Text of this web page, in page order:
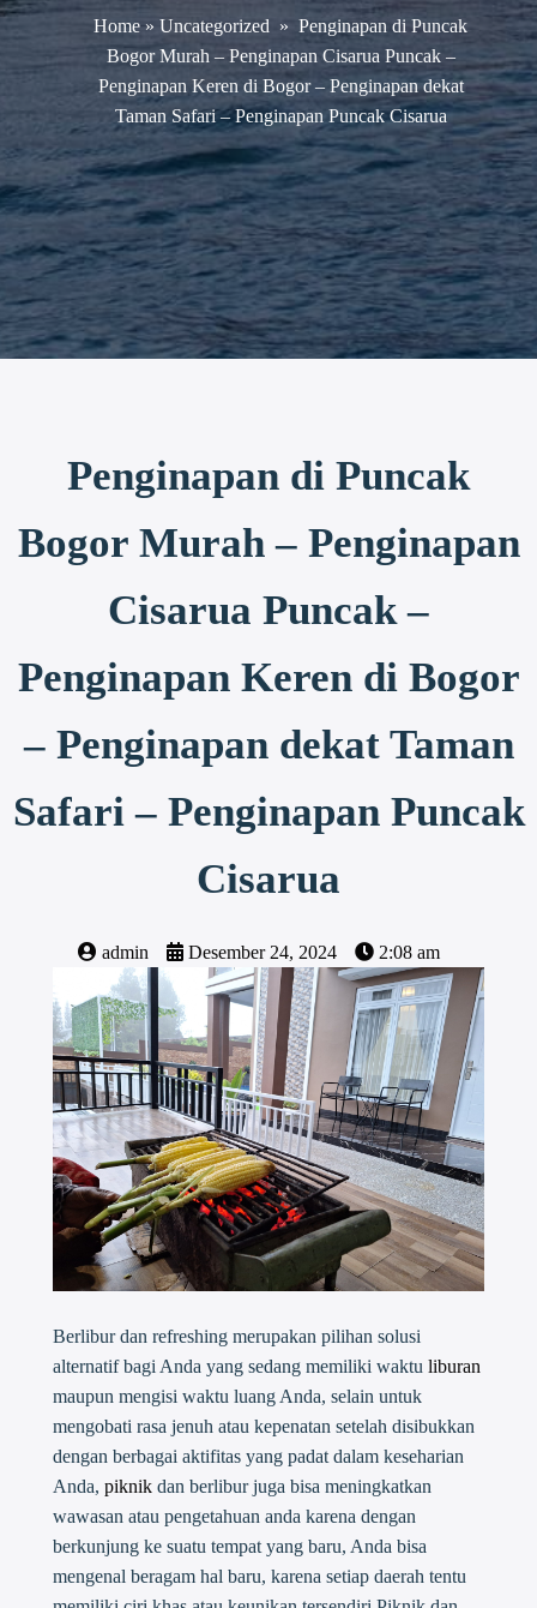
Home» Uncategorized » Penginapan di Puncak
Bogor Murah – Penginapan Cisarua Puncak –
Penginapan Keren di Bogor – Penginapan dekat
Taman Safari – Penginapan Puncak Cisarua
Penginapan di Puncak
Bogor Murah – Penginapan
Cisarua Puncak –
Penginapan Keren di Bogor
– Penginapan dekat Taman
Safari – Penginapan Puncak
Cisarua
admin Desember 24, 2024 2:08 am
Berlibur dan refreshing merupakan pilihan solusi
alternatif bagi Anda yang sedang memiliki waktu liburan
maupun mengisi waktu luang Anda, selain untuk
mengobati rasa jenuh atau kepenatan setelah disibukkan
dengan berbagai aktifitas yang padat dalam keseharian
Anda, piknikdan berlibur juga bisa meningkatkan
wawasan atau pengetahuan anda karena dengan
berkunjung ke suatu tempat yang baru, Anda bisa
mengenal beragam hal baru, karena setiap daerah tentu